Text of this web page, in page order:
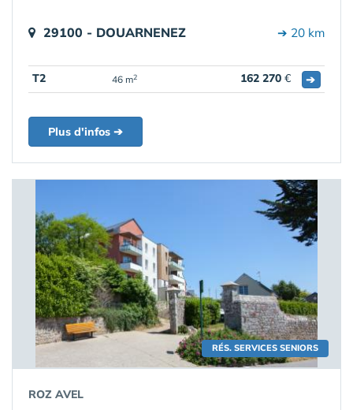
29100 - DOUARNENEZ ➔ 20 km
T2 46 m2 162 270 € ➔
Plus d'infos ➔
RÉS. SERVICES SENIORS
ROZ AVEL